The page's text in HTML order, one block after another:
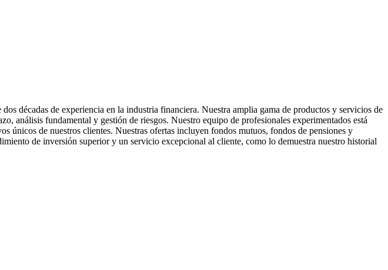
décadas de experiencia en la industria financiera. Nuestra amplia gama de productos y servicios de
análisis fundamental y gestión de riesgos. Nuestro equipo de profesionales experimentados está
únicos de nuestros clientes. Nuestras ofertas incluyen fondos mutuos, fondos de pensiones y
de inversión superior y un servicio excepcional al cliente, como lo demuestra nuestro historial